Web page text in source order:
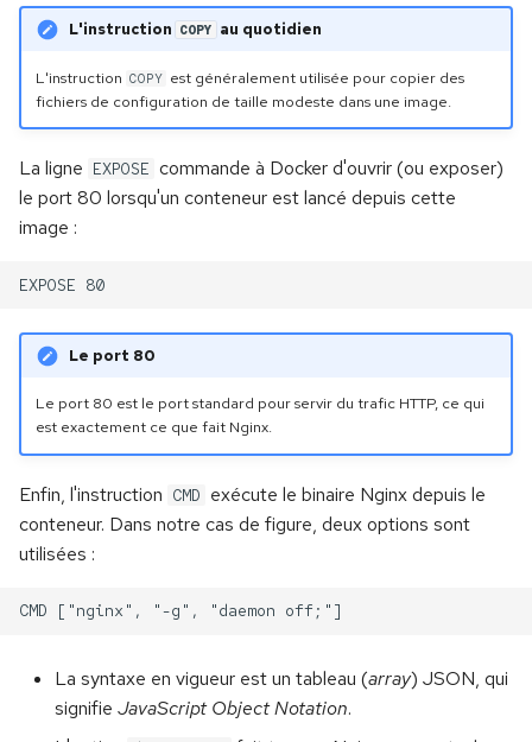
L'instruction COPY au quotidien
L'instruction COPY est généralement utilisée pour copier des
fichiers de configuration de taille modeste dans une image.
La ligne EXPOSE commande à Docker d'ouvrir (ou exposer)
le port 80 lorsqu'un conteneur est lancé depuis cette
image :
Le port 80
Le port 80 est le port standard pour servir du trafic HTTP, ce qui
est exactement ce que fait Nginx.
Enfin, l'instruction CMD exécute le binaire Nginx depuis le
conteneur. Dans notre cas de figure, deux options sont
utilisées :
La syntaxe en vigueur est un tableau (array) JSON, qui
signifie JavaScript Object Notation.